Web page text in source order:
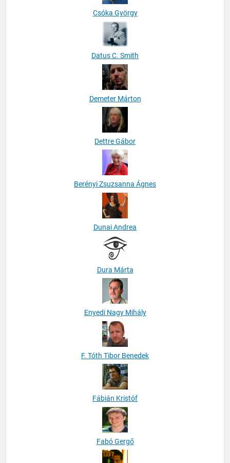
Csóka György
Datus C. Smith
Demeter Márton
Dettre Gábor
Berényi Zsuzsanna Ágnes
Dunai Andrea
Dura Márta
Enyedi Nagy Mihály
F. Tóth Tibor Benedek
Fábián Kristóf
Fabó Gergő